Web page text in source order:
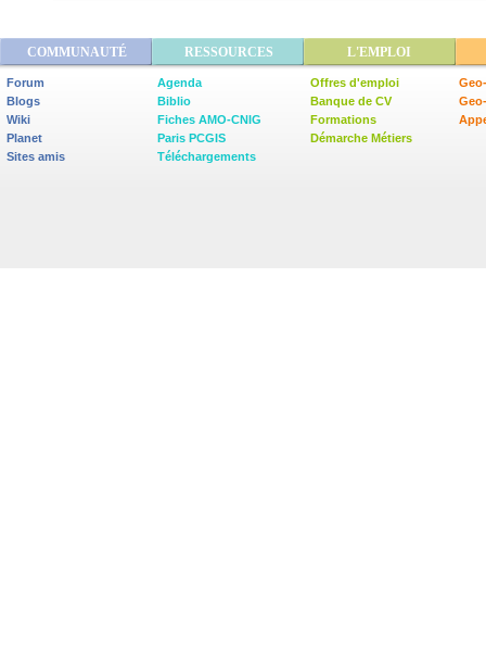
COMMUNAUTÉ RESSOURCES L'EMPLOI
Forum
Blogs
Wiki
Planet
Sites amis
Agenda
Biblio
Fiches AMO-CNIG
Paris PCGIS
Téléchargements
Offres d'emploi
Banque de CV
Formations
Démarche Métiers